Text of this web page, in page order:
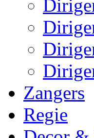
Zangers
Regie